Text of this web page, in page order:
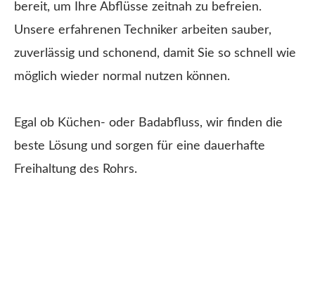
bereit, um Ihre Abflüsse zeitnah zu befreien.
Unsere erfahrenen Techniker arbeiten sauber,
zuverlässig und schonend, damit Sie so schnell wie
möglich wieder normal nutzen können.
Egal ob Küchen- oder Badabfluss, wir finden die
beste Lösung und sorgen für eine dauerhafte
Freihaltung des Rohrs.